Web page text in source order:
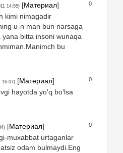
0
14:55) [Материал]
kimi nimagadir
u-n man bun narsaga
bitta insoni wunaqa
bu
0
16:07) [Материал]
hayotda yo'q bo'lsa
0
[Материал]
muxabbat urtaganlar
odam bulmaydi.Eng